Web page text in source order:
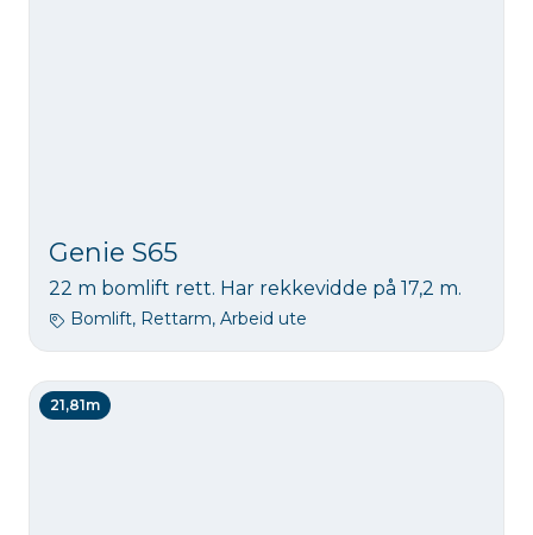
Genie S65
22 m bomlift rett. Har rekkevidde på 17,2 m.
Bomlift, Rettarm, Arbeid ute
21,81m